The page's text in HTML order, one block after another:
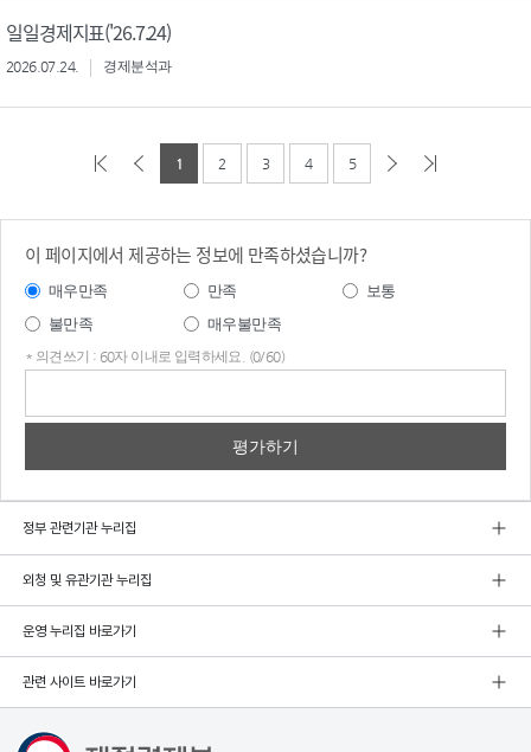
일일경제지표('26.7.24)
2026.07.24. 경제분석과
1 2 3 4 5
이 페이지에서 제공하는 정보에 만족하셨습니까?
매우만족 만족
보통
불만족
매우불만족
* 의견쓰기 : 60자 이내로 입력하세요. (0/60)
정부 관련기관 누리집
외청 및 유관기관 누리집
운영 누리집 바로가기
관련 사이트 바로가기